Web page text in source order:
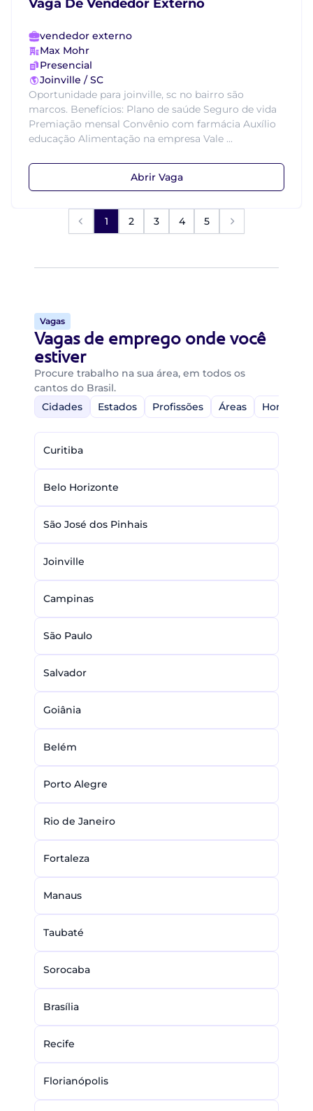
Vaga De Vendedor Externo
vendedor externo
Max Mohr
Presencial
Joinville / SC
Oportunidade para joinville, sc no bairro são
marcos. Benefícios: Plano de saúde Seguro de vida
Premiação mensal Convênio com farmácia Auxílio
educação Alimentação na empresa Vale ...
Abrir Vaga
1 2 3 4 5
Vagas
Vagas de emprego onde você
estiver
Procure trabalho na sua área, em todos os
cantos do Brasil.
Cidades
Estados Profissões Áreas Home-
Curitiba
Belo Horizonte
São José dos Pinhais
Joinville
Campinas
São Paulo
Salvador
Goiânia
Belém
Porto Alegre
Rio de Janeiro
Fortaleza
Manaus
Taubaté
Sorocaba
Brasília
Recife
Florianópolis